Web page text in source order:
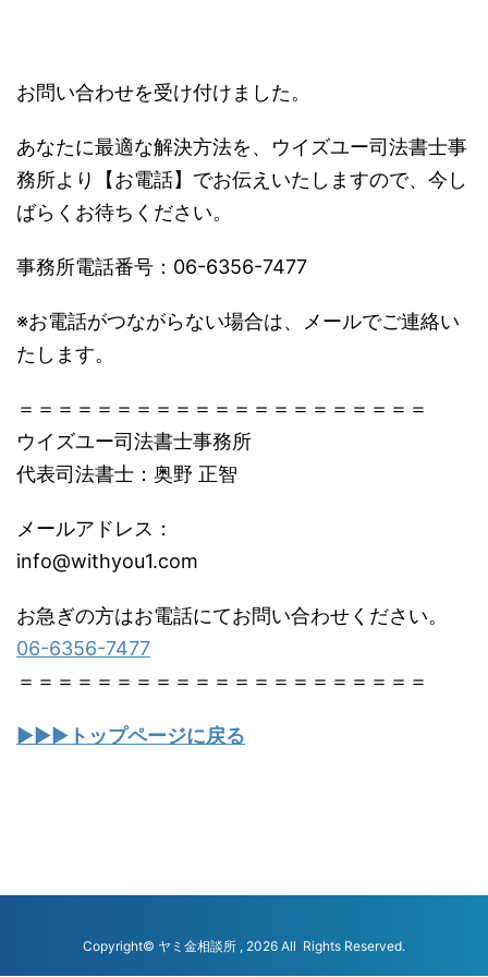
お問い合わせを受け付けました。
あなたに最適な解決方法を、ウイズユー司法書士事
務所より【お電話】でお伝えいたしますので、今し
ばらくお待ちください。
事務所電話番号：06-6356-7477
※お電話がつながらない場合は、メールでご連絡い
たします。
＝＝＝＝＝＝＝＝＝＝＝＝＝＝＝＝＝＝＝＝＝
ウイズユー司法書士事務所
代表司法書士：奥野 正智
メールアドレス：
info@withyou1.com
お急ぎの方はお電話にてお問い合わせください。
06-6356-7477
＝＝＝＝＝＝＝＝＝＝＝＝＝＝＝＝＝＝＝＝＝
▶▶▶ トップページに戻る
Copyright© ヤミ金相談所 , 2026 All Rights Reserved.